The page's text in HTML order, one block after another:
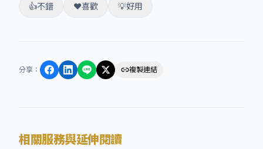
👍不錯 ❤️喜歡 💡好用
分享 ： 複製連結
相關服務與延伸閱讀